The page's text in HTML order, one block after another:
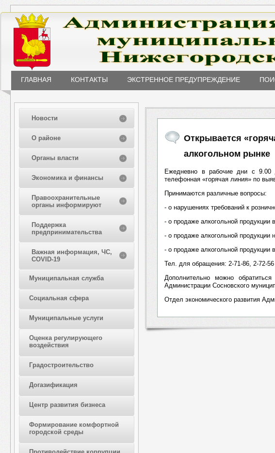
ГЛАВНАЯ КОНТАКТЫ ЭКСТРЕННОЕ ПРЕДУПРЕЖДЕНИЕ
Новости
О районе
Органы власти
Экономика и финансы
Правоохранительные
органы информируют
Поддержка
предпринимательства
Важная информация, ЧС,
COVID-19
Муниципальная служба
Социальная сфера
Муниципальные услуги
Оценка регулирующего
воздействия
Градостроительство
Догазификация
Центр развития бизнеса
Формирование комфортной
городской среды
Открывается
алкогольном рынке
Ежедневно в рабочие дни с 9.00
телефонная «горячая линия» по
Принимаются различные вопросы:
- о нарушениях требований к
- о продаже алкогольной продукции
- о продаже алкогольной продукции
- о продаже алкогольной продукции
Тел. для обращения: 2-71-86, 2-72-56
Дополнительно можно
Администрации Сосновского
Отдел экономического развития